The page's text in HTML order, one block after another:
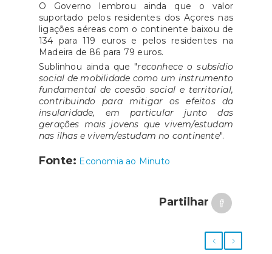
O Governo lembrou ainda que o valor
suportado pelos residentes dos Açores nas
ligações aéreas com o continente baixou de
134 para 119 euros e pelos residentes na
Madeira de 86 para 79 euros.
Sublinhou ainda que "reconhece o subsídio
social de mobilidade como um instrumento
fundamental de coesão social e territorial,
contribuindo para mitigar os efeitos da
insularidade, em particular junto das
gerações mais jovens que vivem/estudam
nas ilhas e vivem/estudam no continente".
Fonte: Economia ao Minuto
Partilhar